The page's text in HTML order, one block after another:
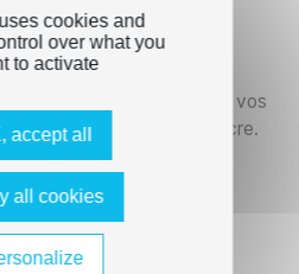
la résolution
appropriée pour vos
basse utilisera moins d'encre.
dans les options
votre
cookies and
over what you
to activate
accept all
all cookies